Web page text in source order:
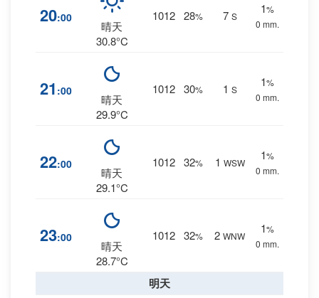
20:00
晴天
30.8°C
1012 28% 7 S
1%
0 mm.
21 :00
晴天
29.9°C
1012 30% 1 S
1%
0 mm.
22:00
晴天
29.1°C
1012 32% 1 WSW
1%
0 mm.
23:00
晴天
28.7°C
1012 32% 2 WNW
1%
0 mm.
明天